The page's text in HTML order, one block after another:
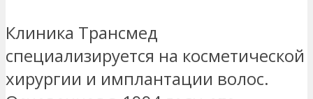
Клиника Трансмед
специализируется на косметической
хирургии и имплантации волос.